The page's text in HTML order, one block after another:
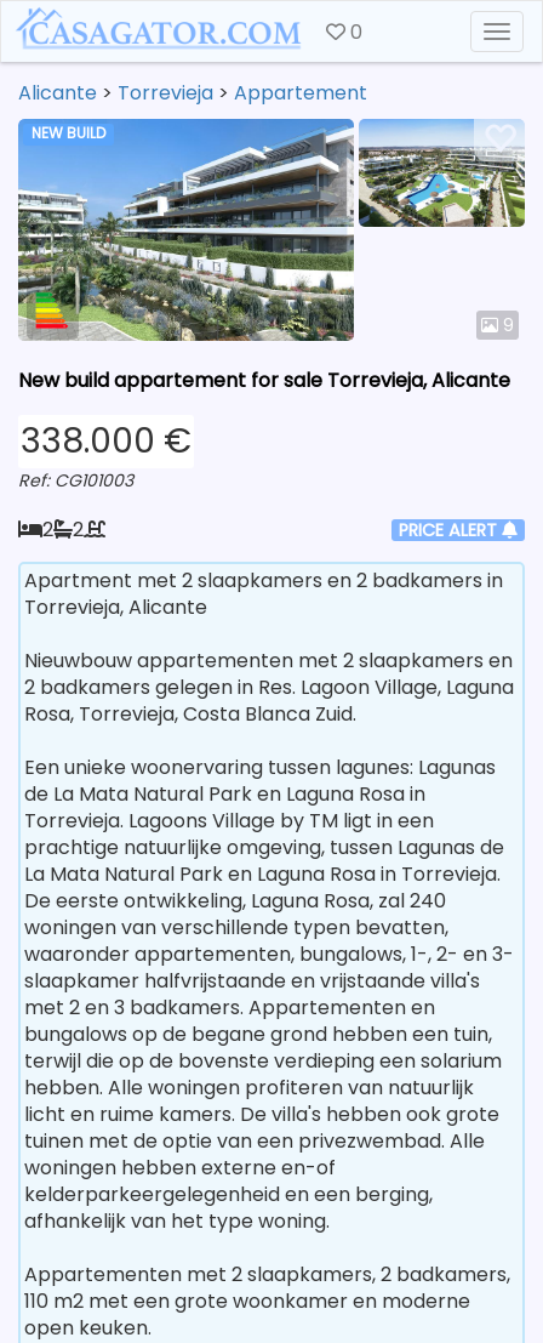
0
Alicante > Torrevieja > Appartement
9
NEW BUILD
New build appartement for sale Torrevieja, Alicante
338.000 €
Ref: CG101003
2 2 PRICE ALERT
Apartment met 2 slaapkamers en 2 badkamers in
Torrevieja, Alicante
Nieuwbouw appartementen met 2 slaapkamers en
2 badkamers gelegen in Res. Lagoon Village, Laguna
Rosa, Torrevieja, Costa Blanca Zuid.
Een unieke woonervaring tussen lagunes: Lagunas
de La Mata Natural Park en Laguna Rosa in
Torrevieja. Lagoons Village by TM ligt in een
prachtige natuurlijke omgeving, tussen Lagunas de
La Mata Natural Park en Laguna Rosa in Torrevieja.
De eerste ontwikkeling, Laguna Rosa, zal 240
woningen van verschillende typen bevatten,
waaronder appartementen, bungalows, 1-, 2- en 3-
slaapkamer halfvrijstaande en vrijstaande villa's
met 2 en 3 badkamers. Appartementen en
bungalows op de begane grond hebben een tuin,
terwijl die op de bovenste verdieping een solarium
hebben. Alle woningen profiteren van natuurlijk
licht en ruime kamers. De villa's hebben ook grote
tuinen met de optie van een privezwembad. Alle
woningen hebben externe en-of
kelderparkeergelegenheid en een berging,
afhankelijk van het type woning.
Appartementen met 2 slaapkamers, 2 badkamers,
110 m2 met een grote woonkamer en moderne
open keuken.